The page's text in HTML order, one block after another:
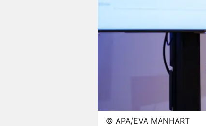
© APA/EVA MANHART